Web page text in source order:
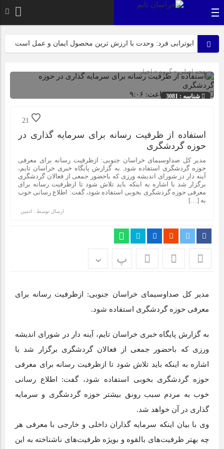
ابوترابی فرد: وحدت با ارزش ترین محصول ایمان و عمل است
عرب زاده: آماده این تا میزبانی شایسته ای از پیکر مطهر شهدای
گمنام داشته باشیم
ازابتدای سالجاری صورت گرفت؛ روکش ۴۴۷ کیلومتر از
استکبار» + تصاویر
نیازمند رویکردی کارآفرینانه به فعالیت‌های پژوهشی در زمینه
گیاهان دارویی هستیم
اپلیکیشن «جعبه شادی کودکان»، محصول جدید سازمان فضای
مجازی سراج مرکز خراسان جنوبی، با هدف ارائه محتوای دیجیتال
تصاویر
شد
عفو بین الملل: فیفا و یوفا، اسرائیل را محروم کنند
صفحه اصلی» گروه »اخبار
1404-01-21 ساعت: ۹:۰۶ شناسه : 3081
21
استفاده از ظرفیت رسانه برای سرمایه گذاری در
حوزه گردشگری
مدیر کل صداوسیمای خراسان جنوبی: ازظرفیت رسانه برای معرفی
حوزه گردشگری استفاده شود. به گزارش پایگاه خبری خراسان تایم،
آینه دار در شورای اندیشه ورزی که باحضور جمعی از فعالان گردشگری
برگزار شد با اشاره به اینکه باید تلاش شود تا ازظرفیت رسانه برای
معرفی حوزه گردشگری بخوبی استفاده شود، گفت: اطلاع رسانی خوب
به […]
ارسال توسط : ادمین
پ پ
مدیر کل صداوسیمای خراسان جنوبی: ازظرفیت رسانه برای
معرفی حوزه گردشگری استفاده شود.
به گزارش پایگاه خبری خراسان تایم، آینه دار در شورای اندیشه
ورزی که باحضور جمعی از فعالان گردشگری برگزار شد با
اشاره به اینکه باید تلاش شود تا ازظرفیت رسانه برای معرفی
حوزه گردشگری بخوبی استفاده شود، گفت: اطلاع رسانی
خوب به مردم سبب رونق بیشتر حوزه گردشگری و سرمایه
گذاری در آن خواهد شد.
وی با بیان اینکه سرمایه گذاران داخلی و خارجی با معرفی هر
چه بهتر ظرفیت‌های بالقوه و بویژه ظرفیت‌های ناشناخته به این